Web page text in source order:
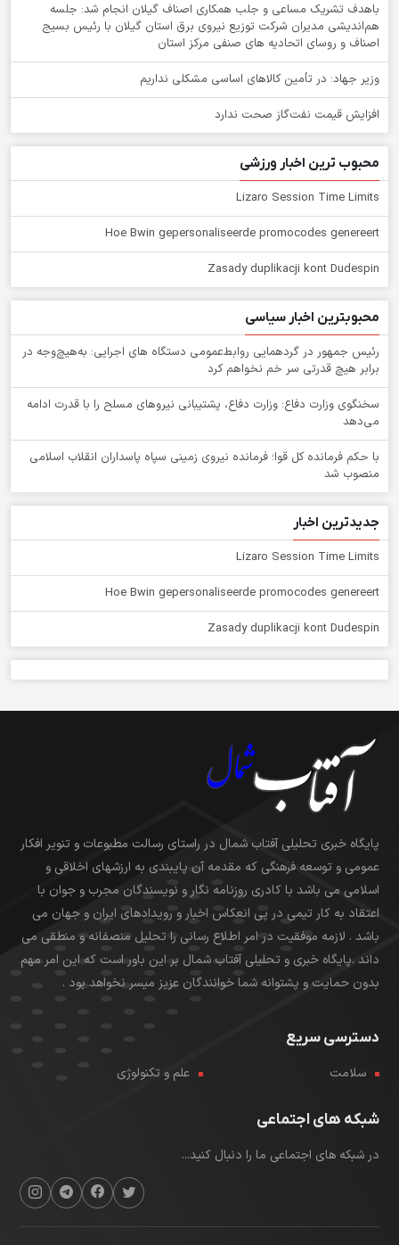
باهدف تشریک مساعی و جلب همکاری اصناف گیلان انجام شد: جلسه
هم‌اندیشی مدیران شركت توزیع نیروی برق استان گیلان با رئیس بسیج
اصناف و روسای اتحادیه های صنفی مركز استان
وزیر جهاد: در تأمین کالاهای اساسی مشکلی نداریم
افزایش قیمت نفت‌گاز صحت ندارد
محبوب ترین اخبار ورزشی
Lizaro Session Time Limits
Hoe Bwin gepersonaliseerde promocodes genereert
Zasady duplikacji kont Dudespin
محبوبترین اخبار سیاسی
رئیس جمهور در گردهمایی روابط‌عمومی دستگاه های اجرایی: به‌هیچ‌وجه در
برابر هیچ قدرتی سر خم نخواهم کرد
سخنگوی وزارت دفاع: وزارت دفاع، پشتیبانی نیرو‌های مسلح را با قدرت ادامه
می‌دهد
با حکم فرمانده کل قوا؛ فرمانده نیروی زمینی سپاه پاسداران انقلاب اسلامی
منصوب شد
جدیدترین اخبار
Lizaro Session Time Limits
Hoe Bwin gepersonaliseerde promocodes genereert
Zasady duplikacji kont Dudespin
پایگاه خبری تحلیلی آفتاب شمال در راستای رسالت مطبوعات و تنویر افکار
عمومی و توسعه فرهنگی که مقدمه آن پایبندی به ارزشهای اخلاقی و
اسلامی می باشد با کادری روزنامه نگار و نویسندگان مجرب و جوان با
اعتقاد به کار تیمی در پی انعکاس اخبار و رویدادهای ایران و جهان می
باشد . لازمه موفقیت در امر اطلاع رسانی را تحلیل منصفانه و منطقی می
داند .پایگاه خبری و تحلیلی آفتاب شمال بر این باور است که این امر مهم
بدون حمایت و پشتوانه شما خوانندگان عزیز میسر نخواهد بود .
دسترسی سریع
سلامت علم و تکنولوژی
شبکه های اجتماعی
در شبکه های اجتماعی ما را دنبال کنید...